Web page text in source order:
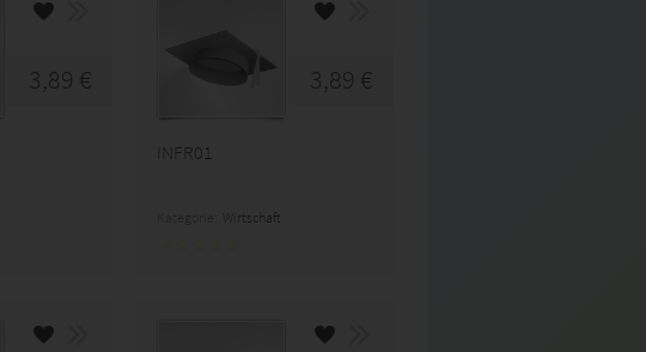
3,89 € 3,89 €
INFR01
Wirtschaft